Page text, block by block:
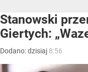
Stanowski
Giertych:
Dodano:dzisiaj 8:56